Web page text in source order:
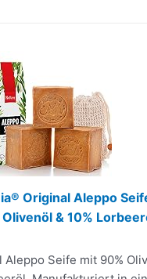
Original Aleppo
& 10%
Aleppo Seife mit 90%